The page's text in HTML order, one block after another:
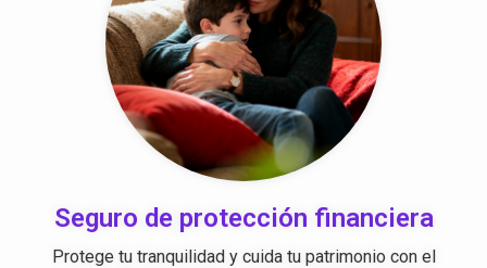
Seguro de protección financiera
Protege tu tranquilidad y cuida tu patrimonio con el